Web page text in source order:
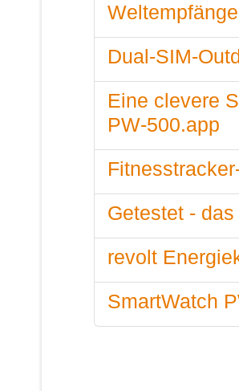
Dual-SIM-
Eine clevere
PW-500.app
Getestet -
revolt
SmartWatch